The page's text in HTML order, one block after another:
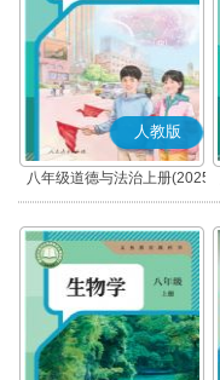
人教版
八年级道德与法治上册(2025
秋版)(部编版)